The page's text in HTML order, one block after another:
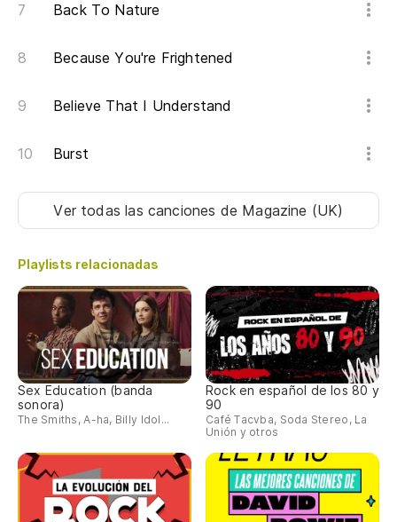
Back To Nature
Because You're Frightened
Believe That I Understand
Burst
Ver todas las canciones de Magazine (UK)
Playlists relacionadas
Sex Education (banda
sonora)
The Smiths, A-ha, Billy Idol...
Rock en español de los 80 y
90
Café Tacvba, Soda Stereo, La
Unión y otros